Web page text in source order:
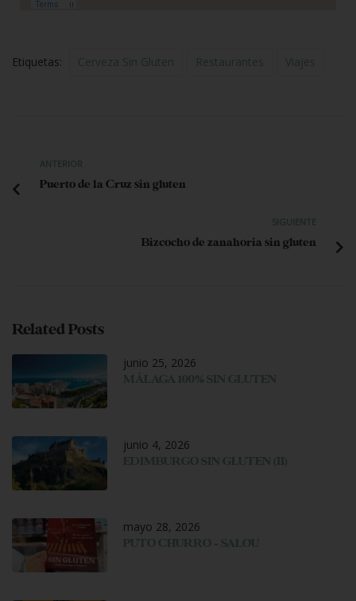
Etiquetas: Cerveza Sin Gluten Restaurantes Viajes
ANTERIOR
Puerto de la Cruz sin gluten
SIGUIENTE
Bizcocho de zanahoria sin gluten
Related Posts
junio 25, 2026
MÁLAGA 100% SIN GLUTEN
junio 4, 2026
EDIMBURGO SIN GLUTEN (II)
mayo 28, 2026
PUTO CHURRO – SALOU